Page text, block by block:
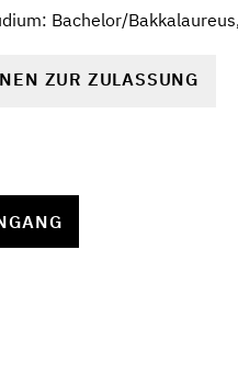
Bachelor/
ZUR ZULASSUNG